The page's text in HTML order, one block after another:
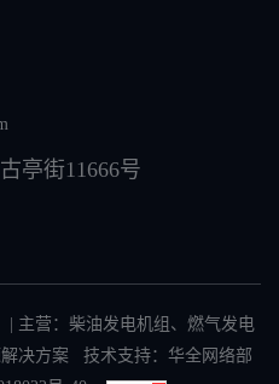
亭街11666号
主营： 柴油发电机组 、 燃气发电
决方案 技术支持：华全网络部